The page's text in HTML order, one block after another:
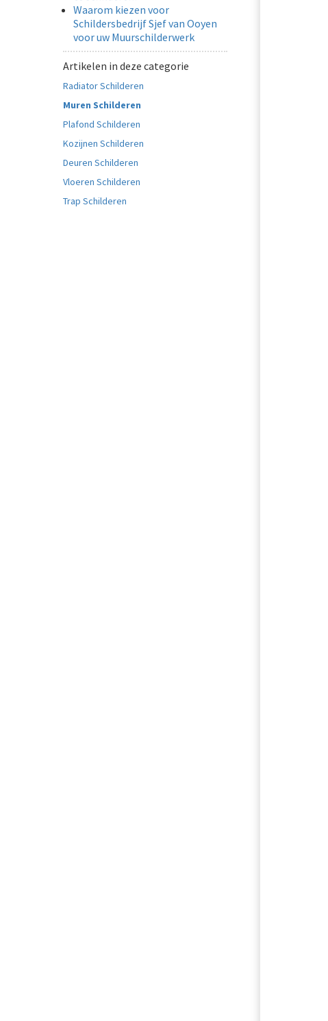
Waarom kiezen voor
Schildersbedrijf Sjef van Ooyen
voor uw Muurschilderwerk
Artikelen in deze categorie
Radiator Schilderen
Muren Schilderen
Plafond Schilderen
Kozijnen Schilderen
Deuren Schilderen
Vloeren Schilderen
Trap Schilderen